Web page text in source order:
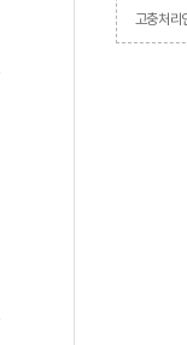
고충처